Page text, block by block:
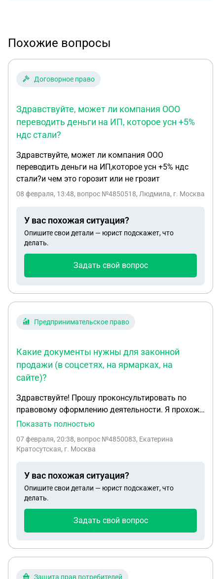
Похожие вопросы
Договорное право
Здравствуйте, может ли компания ООО
переводить деньги на ИП, которое усн +5%
ндс стали?
Здравствуйте, может ли компания ООО
переводить деньги на ИП,которое усн +5% ндс
стали?и чем это горозит или не грозит
08 февраля, 13:48, вопрос №4850518, Людмила, г. Москва
У вас похожая ситуация?
Опишите свои детали — юрист подскажет, что
делать.
Задать свой вопрос
Предпринимательское право
Какие документы нужны для законной
продажи (в соцсетях, на ярмарках, на
сайте)?
Здравствуйте! Прошу проконсультировать по
правовому оформлению деятельности. Я прохожу
обучение и планирую заниматься изготовлением
свечи (разных видов), аромасаше, мелтсы - мыло,
фоамирана, глины, готовые пенные цветы) -
фотозоны из различных материалов -
автопарфюм, диффузоры - подарочные наборы и
сопутствующая продукция Подскажите,
пожалуйста: - Можно ли вести такую
открывать ИП? - Есть ли ограничения по этим
законной продажи (в соцсетях, на ярмарках, на
Показать полностью
07 февраля, 20:38, вопрос №4850083, Екатерина
Кратосутская, г. Москва
У вас похожая ситуация?
Опишите свои детали — юрист подскажет, что
делать.
Задать свой вопрос
Защита прав потребителей